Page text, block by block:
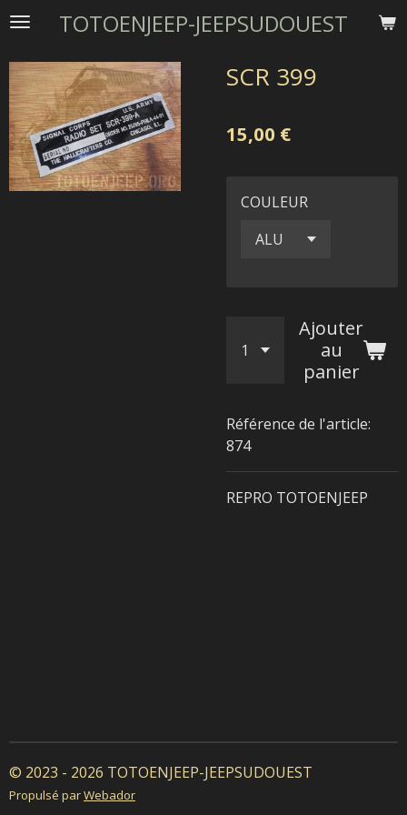
Passer
contenu
principal
TOTOENJEEP-JEEPSUDOUEST
SCR 399
15,00 €
COULEUR
Ajouter
au
panier
Référence de l'article:
874
REPRO TOTOENJEEP
© 2023 - 2026 TOTOENJEEP-JEEPSUDOUEST
Propulsé parWebador